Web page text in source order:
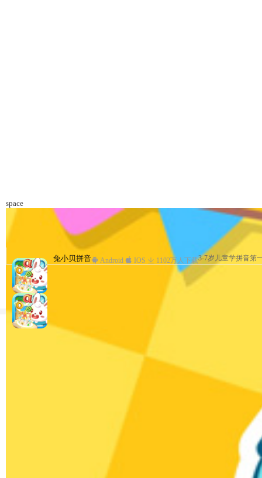
space
兔小贝儿童故事 Android IOS 1069万人下载儿童故事专业
兔小贝拼音 Android IOS 1102万人下载3-7岁儿童学拼音第
兔小贝—与孩子亲密互动 Android IOS 1235万人下载早教
兔小贝儿歌 Android IOS 1203万人下载儿歌、故事、国学
兔小贝儿童故事 Android IOS 1069万人下载儿童故事专业
兔小贝拼音 Android IOS 1102万人下载3-7岁儿童学拼音第
热门排行
认识1和许多